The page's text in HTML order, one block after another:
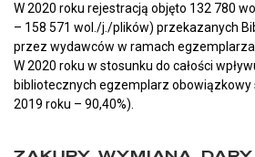
W 2020 roku rejestracją objęto 132 780
– 158 571 wol./j./plików) przekazanych
przez wydawców w ramach
W 2020 roku w stosunku do całości
bibliotecznych egzemplarz obowiązkowy
2019 roku – 90,40%).